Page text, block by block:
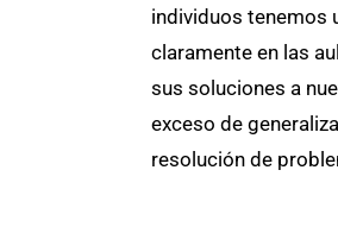
individuos tenemos
claramente en las
sus soluciones a
exceso de
resolución de